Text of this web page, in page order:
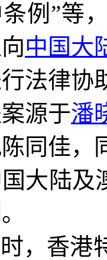
例 ”等
中国大
法律协
源于潘
同佳，
大陆及
时，香港